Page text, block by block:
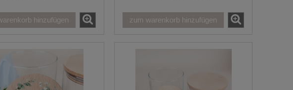
hinzufügen zum warenkorb hinzufügen